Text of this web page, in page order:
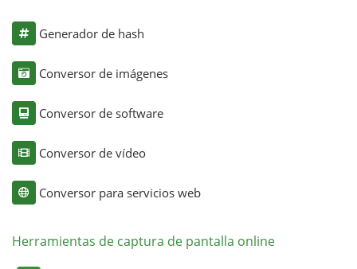
Generador de hash
Conversor de imágenes
Conversor de software
Conversor de vídeo
Conversor para servicios web
Herramientas de captura de pantalla online